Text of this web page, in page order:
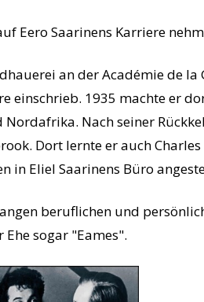
Eero Saarinens Karriere
an der Académie de
einschrieb. 1935 machte er
Nach seiner
Dort lernte er auch
in Eliel Saarinens Büro
beruflichen und
sogar "Eames".